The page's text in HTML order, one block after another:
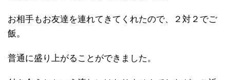
お相手もお友達を連れてきてくれたので、２対２でご
飯。
普通に盛り上がることができました。